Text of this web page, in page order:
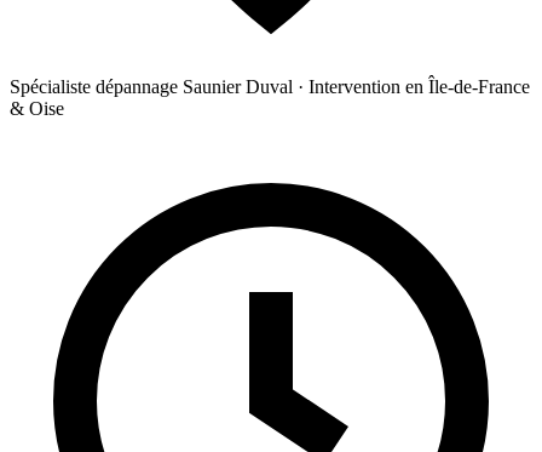
Spécialiste dépannage Saunier Duval · Intervention en Île-de-France
& Oise